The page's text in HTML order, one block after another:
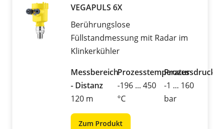
VEGAPULS 6X
Berührungslose
Füllstandmessung mit Radar im
Klinkerkühler
Messbereich
- Distanz
120 m
Prozesstemperatur
-196 ... 450
°C
Prozessdruck
-1 ... 160
bar
Zum Produkt